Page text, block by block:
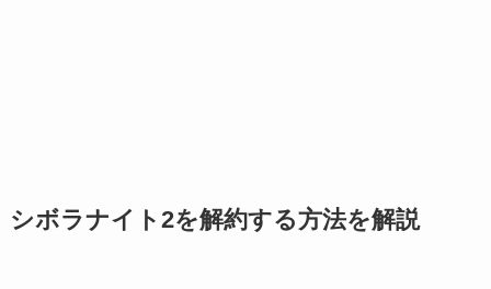
シボラナイト2を解約する方法を解説